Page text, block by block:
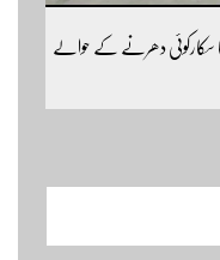
سکارکوئی دھرنے کے حوالے